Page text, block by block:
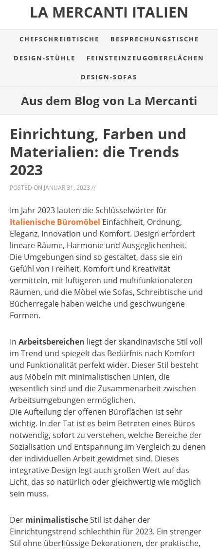
LA MERCANTI ITALIEN
CHEFSCHREIBTISCHE BESPRECHUNGSTISCHE
DESIGN-STÜHLE FEINSTEINZEUGOBERFLÄCHEN
DESIGN-SOFAS
Aus dem Blog von La Mercanti
Einrichtung, Farben und
Materialien: die Trends
2023
POSTED ON JANUAR 31, 2023 //
Im Jahr 2023 lauten die Schlüsselwörter für
Italienische Büromöbel Einfachheit, Ordnung,
Eleganz, Innovation und Komfort. Design erfordert
lineare Räume, Harmonie und Ausgeglichenheit.
Die Umgebungen sind so gestaltet, dass sie ein
Gefühl von Freiheit, Komfort und Kreativität
vermitteln, mit luftigeren und multifunktionaleren
Räumen, und die Möbel wie Sofas, Schreibtische und
Bücherregale haben weiche und geschwungene
Formen.
In Arbeitsbereichen liegt der skandinavische Stil voll
im Trend und spiegelt das Bedürfnis nach Komfort
und Funktionalität perfekt wider. Dieser Stil besteht
aus Möbeln mit minimalistischen Linien, die
wesentlich sind und die Zusammenarbeit zwischen
Arbeitsumgebungen ermöglichen.
Die Aufteilung der offenen Büroflächen ist sehr
wichtig. In der Tat ist es beim Betreten eines Büros
notwendig, sofort zu verstehen, welche Bereiche der
Sozialisation und Entspannung im Vergleich zu denen
der individuellen Arbeit gewidmet sind. Dieses
integrative Design legt auch großen Wert auf das
Licht, das so natürlich oder gleichwertig wie möglich
sein muss.
Der minimalistischeStil ist daher der
Einrichtungstrend schlechthin für 2023. Ein strenger
Stil ohne überflüssige Dekorationen, der praktische,